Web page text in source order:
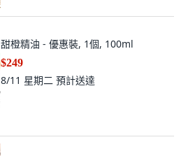
甜橙精油 - 優惠裝, 1個, 100ml
$249
8/11 星期二 預計送達